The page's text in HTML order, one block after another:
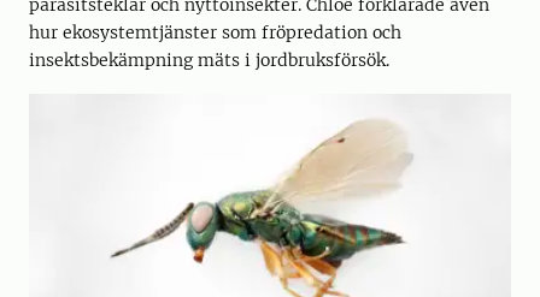
parasitsteklar och nyttoinsekter. Chloë förklarade även
hur ekosystemtjänster som fröpredation och
insektsbekämpning mäts i jordbruksförsök.